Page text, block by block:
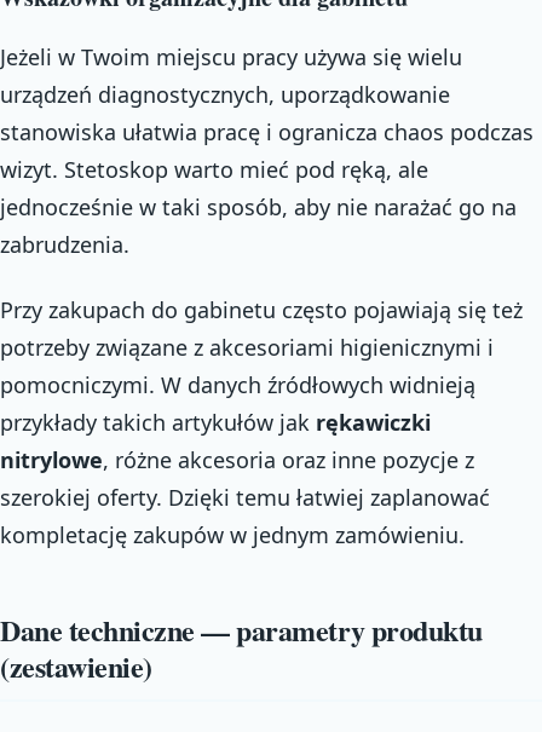
Jeżeli w Twoim miejscu pracy używa się wielu
urządzeń diagnostycznych, uporządkowanie
stanowiska ułatwia pracę i ogranicza chaos podczas
wizyt. Stetoskop warto mieć pod ręką, ale
jednocześnie w taki sposób, aby nie narażać go na
zabrudzenia.
Przy zakupach do gabinetu często pojawiają się też
potrzeby związane z akcesoriami higienicznymi i
pomocniczymi. W danych źródłowych widnieją
przykłady takich artykułów jak rękawiczki
nitrylowe, różne akcesoria oraz inne pozycje z
szerokiej oferty. Dzięki temu łatwiej zaplanować
kompletację zakupów w jednym zamówieniu.
Dane techniczne — parametry produktu
(zestawienie)